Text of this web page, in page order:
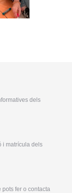
dels
i matrícula dels
fer o contacta